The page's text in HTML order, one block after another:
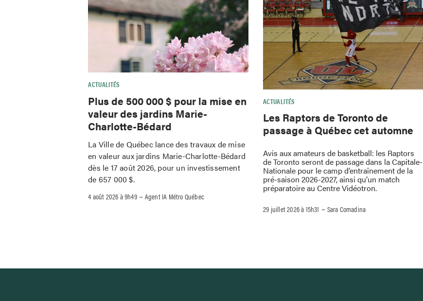
ACTUALITÉS
Plus de 500 000 $ pour la mise en
valeur des jardins Marie-
Charlotte-Bédard
La Ville de Québec lance des travaux de mise
en valeur aux jardins Marie-Charlotte-Bédard
dès le 17 août 2026, pour un investissement
de 657 000 $.
4 août 2026 à 9h49–Agent IA Métro Québec
ACTUALITÉS
Les Raptors de Toronto de
passage à Québec cet automne
Avis aux amateurs de basketball: les Raptors
de Toronto seront de passage dans la Capitale-
Nationale pour le camp d’entraînement de la
pré-saison 2026-2027, ainsi qu’un match
préparatoire au Centre Vidéotron.
29 juillet 2026 à 15h31 –Sara Comadina